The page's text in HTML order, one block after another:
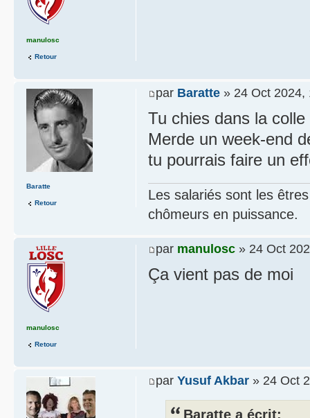
manulosc
Retour
par Baratte » 24 Oct 2024,
Tu chies dans la
Merde un week-end
tu pourrais faire un
Les salariés sont les
chômeurs en puissance.
Baratte
Retour
par manulosc » 24 Oct
Ça vient pas de moi
manulosc
Retour
par Yusuf Akbar » 24 Oct
Baratte a écrit: